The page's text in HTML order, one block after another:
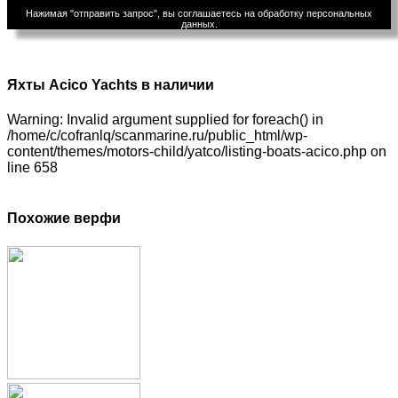
Нажимая "отправить запрос", вы соглашаетесь на обработку персональных
данных.
Яхты Acico Yachts в наличии
Warning: Invalid argument supplied for foreach() in
/home/c/cofranlq/scanmarine.ru/public_html/wp-
content/themes/motors-child/yatco/listing-boats-acico.php on
line 658
Похожие верфи